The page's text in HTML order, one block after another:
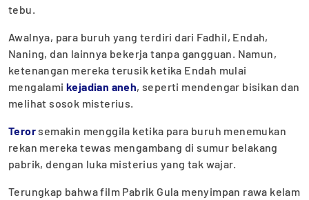
tebu.
Awalnya, para buruh yang terdiri dari Fadhil, Endah,
Naning, dan lainnya bekerja tanpa gangguan. Namun,
ketenangan mereka terusik ketika Endah mulai
mengalamikejadian aneh, seperti mendengar bisikan dan
melihat sosok misterius.
Teror semakin menggila ketika para buruh menemukan
rekan mereka tewas mengambang di sumur belakang
pabrik, dengan luka misterius yang tak wajar.
Terungkap bahwa film Pabrik Gula menyimpan rawa kelam